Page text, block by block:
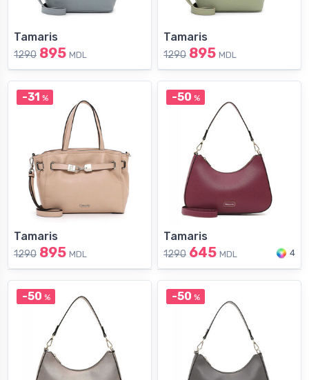
Tamaris
1290 895 MDL
Tamaris
1290 895 MDL
-31 %
Tamaris
1290 895 MDL
-50 %
Tamaris
1290 645 MDL 4
-50 % -50 %